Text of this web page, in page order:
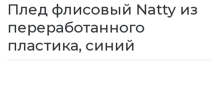
Плед флисовый Natty из
переработанного
пластика, синий